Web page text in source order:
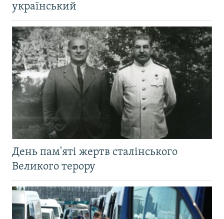
український
День пам'яті жертв сталінського
Великого терору